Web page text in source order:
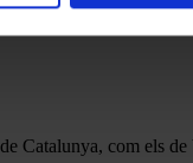
Catalunya, com els